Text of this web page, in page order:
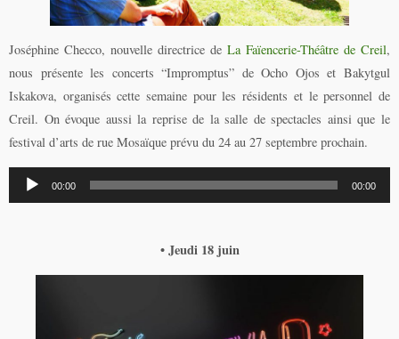
Joséphine Checco, nouvelle directrice de La Faïencerie-Théâtre de Creil,
nous présente les concerts “Impromptus” de Ocho Ojos et Bakytgul
Iskakova, organisés cette semaine pour les résidents et le personnel de
Creil. On évoque aussi la reprise de la salle de spectacles ainsi que le
festival d’arts de rue Mosaïque prévu du 24 au 27 septembre prochain.
Lecteur
audio
00:00 00:00
• Jeudi 18 juin